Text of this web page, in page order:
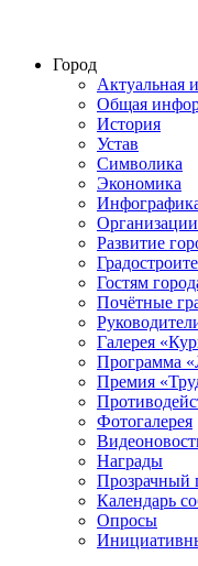
Город
Актуальная
Общая
История
Устав
Символика
Экономика
Организации
Развитие
Гостям
Почётные
Галерея
Программа
Премия
Фотогалерея
Награды
Прозрачный
Календарь
Опросы